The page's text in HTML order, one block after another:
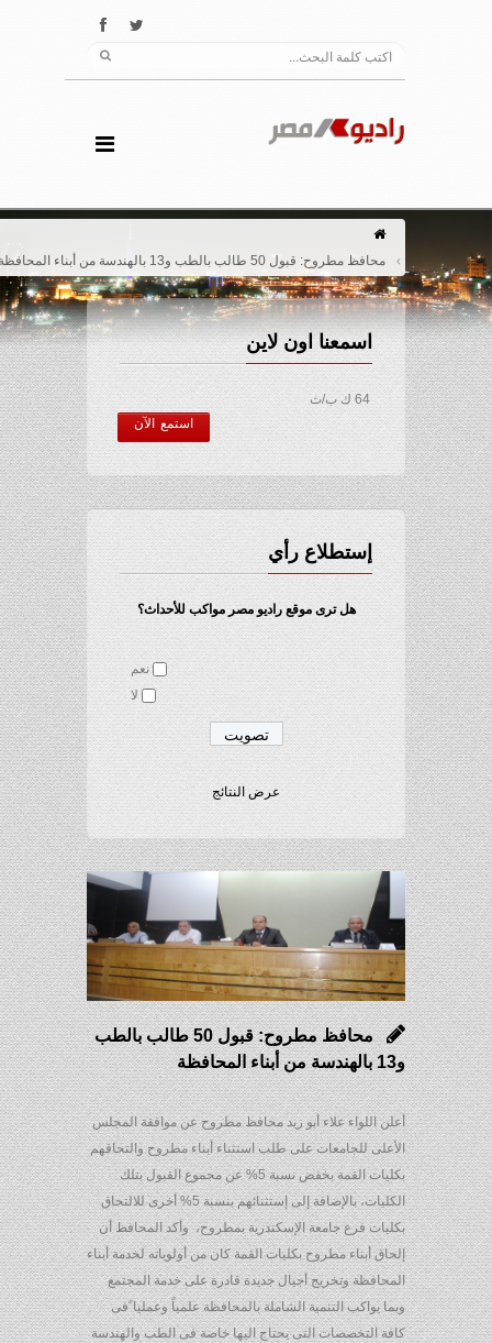
محافظ مطروح: قبول 50 طالب بالطب و13 بالهندسة من أبناء المحافظة
اسمعنا اون لاين
64 ك ب/ث
استمع الآن
إستطلاع رأي
هل ترى موقع راديو مصر مواكب للأحداث؟
نعم
لا
عرض النتائج
محافظ مطروح: قبول 50 طالب بالطب
و13 بالهندسة من أبناء المحافظة
أعلن اللواء علاء أبو زيد محافظ مطروح عن موافقة المجلس
الأعلى للجامعات على طلب استثناء أبناء مطروح والتحاقهم
بكليات القمة بخفض نسبة 5% عن مجموع القبول بتلك
الكليات، بالإضافة إلى إستثنائهم بنسبة 5% أخرى للالتحاق
بكليات فرع جامعة الإسكندرية بمطروح، وأكد المحافظ أن
إلحاق أبناء مطروح بكليات القمة كان من أولوياته لخدمة أبناء
المحافظة وتخريج أجيال جديدة قادرة على خدمة المجتمع
وبما يواكب التنمية الشاملة بالمحافظة علمياً وعمليا ًفى
كافة التخصصات التى يحتاج اليها خاصة فى الطب والهندسة